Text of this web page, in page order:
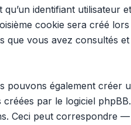
identifiant utilisateur
cookie sera créé
que vous avez consultés
également créer
par le logiciel
Ceci peut correspondre